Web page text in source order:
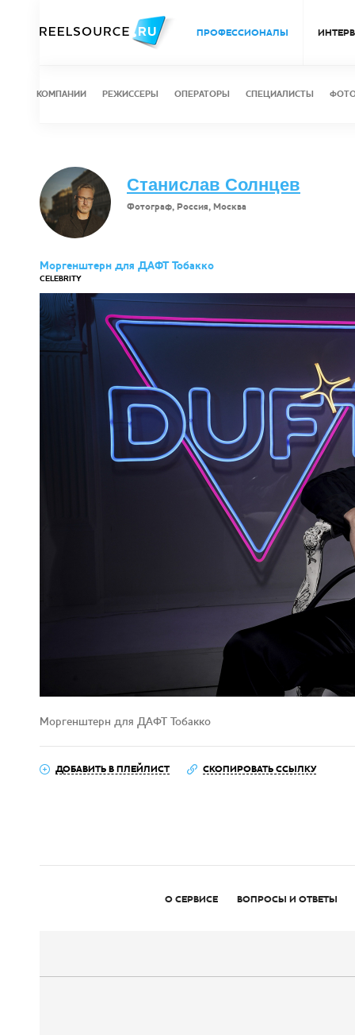
ПРОФЕССИОНАЛЫ
КОМПАНИИ РЕЖИССЕРЫ ОПЕРАТОРЫ СПЕЦИАЛИСТЫ
Станислав Солнцев
Фотограф, Россия, Москва
Моргенштерн для ДАФТ Тобакко
CELEBRITY
Моргенштерн для ДАФТ Тобакко
ДОБАВИТЬ В ПЛЕЙЛИСТ СКОПИРОВАТЬ ССЫЛКУ
О СЕРВИСЕ ВОПРОСЫ И ОТВЕТЫ